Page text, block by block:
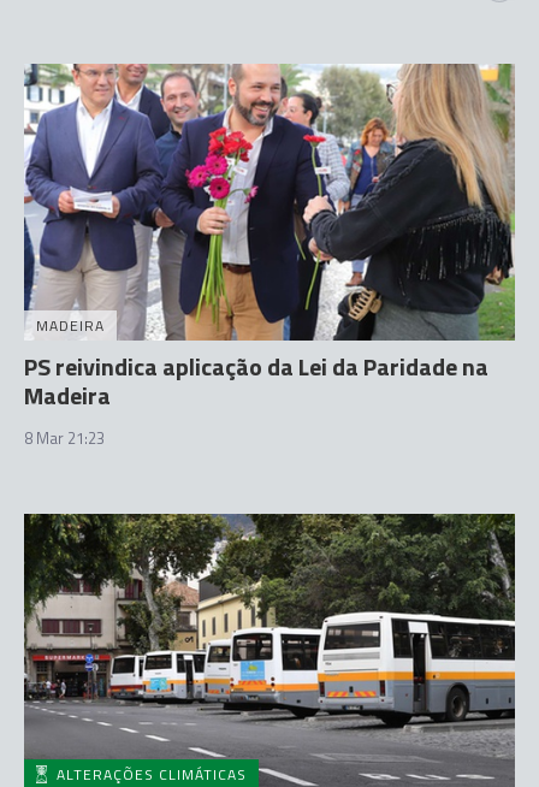
MADEIRA
PS reivindica aplicação da Lei da Paridade na
Madeira
8 Mar 21:23
ALTERAÇÕES CLIMÁTICAS